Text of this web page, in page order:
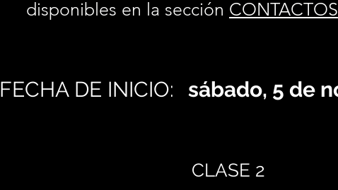
disponibles en la sección CONTACTOS
FECHA DE INICIO: sábado, 5 de
CLASE 2